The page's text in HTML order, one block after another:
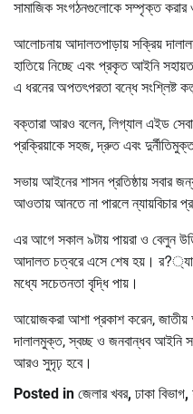
সামাজিক সংগঠনগুলোকে সম্পৃক্ত
আলোচনায় আদালতপাড়ায় সক্রিয়
হাতিয়ে নিচ্ছে এবং প্রকৃত আইনি
এ ধরনের অপতৎপরতা বন্ধে সংশ্লিষ্ট
বক্তারা আরও বলেন, লিগ্যাল এইড
প্রক্রিয়াকে সহজ, দ্রুত এবং
সভায় আইনের শাসন প্রতিষ্ঠায় সবার
আওতায় আনতে না পারলে ন্যায়বিচার
এর আগে সকাল ৯টায় পায়রা ও বেলুন
আদালত চত্বরে এসে শেষ হয়।
মধ্যে সচেতনতা বৃদ্ধি পায়।
আয়োজকরা আশা প্রকাশ করেন, জাতীয়
দালালমুক্ত, স্বচ্ছ ও জনবান্ধব আইনি
আরও সুদৃঢ় হবে।
Posted in জেলার খবর, ঢাকা বিভাগ,